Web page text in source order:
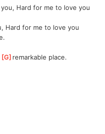
Hard for me to love you
Hard for me to love you
[G ]remarkable place.